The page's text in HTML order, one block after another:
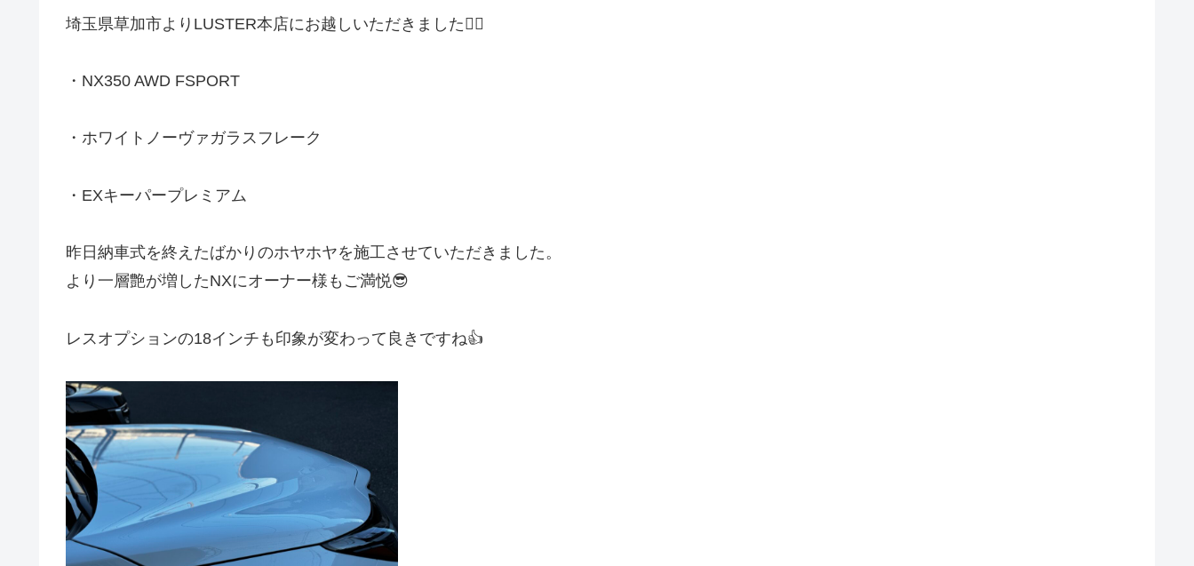
埼玉県草加市よりLUSTER本店にお越しいただきました🙇‍♂️
・NX350 AWD FSPORT
・ホワイトノーヴァガラスフレーク
・EXキーパープレミアム
昨日納車式を終えたばかりのホヤホヤを施工させていただきました。
より一層艶が増したNXにオーナー様もご満悦😎
レスオプションの18インチも印象が変わって良きですね👍